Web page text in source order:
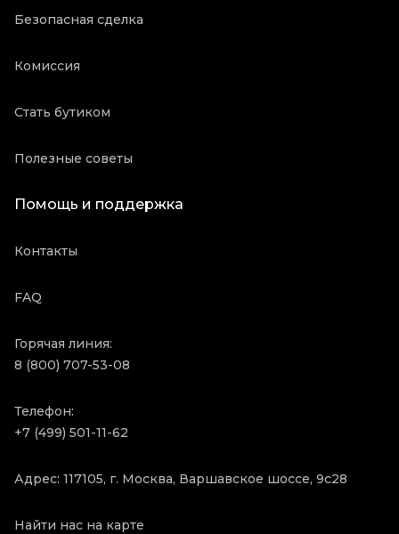
Безопасная сделка
Комиссия
Стать бутиком
Полезные советы
Помощь и поддержка
Контакты
FAQ
Горячая линия:
8 (800) 707-53-08
Телефон:
+7 (499) 501-11-62
Адрес: 117105, г. Москва, Варшавское шоссе, 9с28
Найти нас на карте